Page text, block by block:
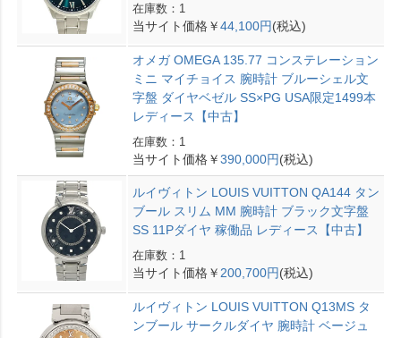
在庫数：1
当サイト価格￥44,100円(税込)
オメガ OMEGA 135.77 コンステレーション
ミニ マイチョイス 腕時計 ブルーシェル文
字盤 ダイヤベゼル SS×PG USA限定1499本
レディース【中古】
在庫数：1
当サイト価格￥390,000円(税込)
ルイヴィトン LOUIS VUITTON QA144 タン
ブール スリム MM 腕時計 ブラック文字盤
SS 11Pダイヤ 稼働品 レディース【中古】
在庫数：1
当サイト価格￥ 200,700円(税込)
ルイヴィトン LOUIS VUITTON Q13MS タ
ンブール サークルダイヤ 腕時計 ベージュ